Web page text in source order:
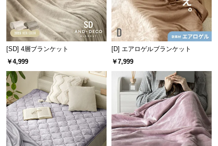
商
品
の
配
送
に
つ
て
開
梱
設
[SD] 4層ブランケット
￥4,999
[D] エアロゲルブランケット
￥7,999